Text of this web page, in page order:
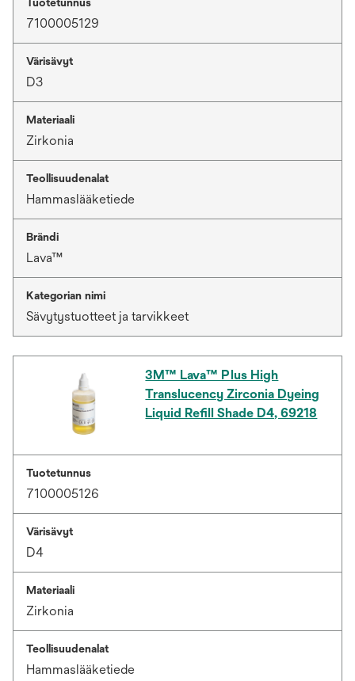
7100005129
Värisävyt
D3
Materiaali
Zirkonia
Teollisuudenalat
Hammaslääketiede
Brändi
Lava™
Kategorian nimi
Sävytystuotteet ja tarvikkeet
3M™ Lava™ Plus High
Translucency Zirconia Dyeing
Liquid Refill Shade D4, 69218
Tuotetunnus
7100005126
Värisävyt
D4
Materiaali
Zirkonia
Teollisuudenalat
Hammaslääketiede